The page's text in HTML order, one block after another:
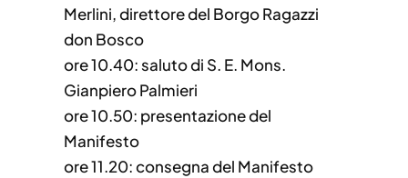
Merlini, direttore del Borgo Ragazzi
don Bosco
ore 10.40: saluto di S. E. Mons.
Gianpiero Palmieri
ore 10.50: presentazione del
Manifesto
ore 11.20: consegna del Manifesto